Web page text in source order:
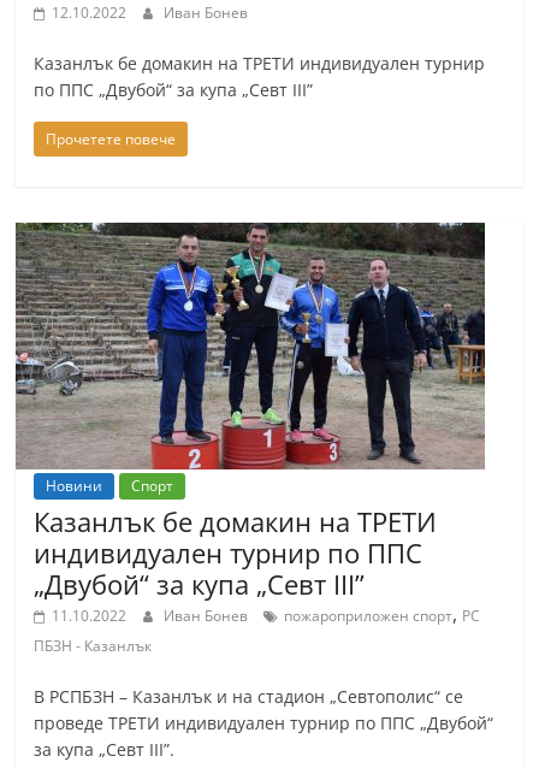
12.10.2022 Иван Бонев
Казанлък бе домакин на ТРЕТИ индивидуален турнир
по ППС „Двубой“ за купа „Севт III”
Прочетете повече
Новини Спорт
Казанлък бе домакин на ТРЕТИ
индивидуален турнир по ППС
„Двубой“ за купа „Севт III”
11.10.2022 Иван Бонев пожароприложен спорт, РС
ПБЗН - Казанлък
В РСПБЗН – Казанлък и на стадион „Севтополис“ се
проведе ТРЕТИ индивидуален турнир по ППС „Двубой“
за купа „Севт III”.